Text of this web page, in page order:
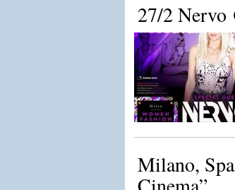
27/2 Nervo
Milano,